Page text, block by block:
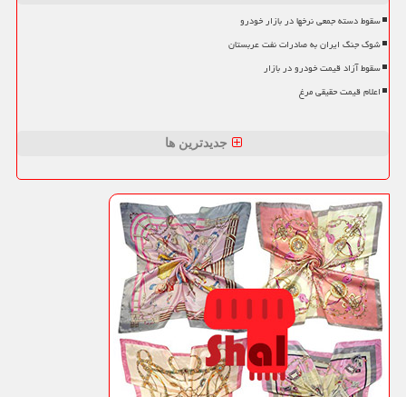
سقوط دسته جمعی نرخها در بازار خودرو
شوک جنگ ایران به صادرات نفت عربستان
سقوط آزاد قیمت خودرو در بازار
اعلام قیمت حقیقی مرغ
جدیدترین ها